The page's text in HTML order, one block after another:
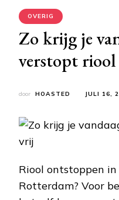
OVERIG
Zo krijg je
verstopt
door HOASTED JULI 16,
Riool ontstoppen
Rotterdam? Voor